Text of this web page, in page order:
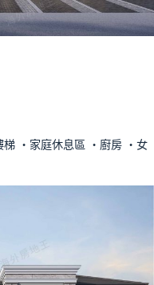
梯 ‧家庭休息區 ‧廚房 ‧女